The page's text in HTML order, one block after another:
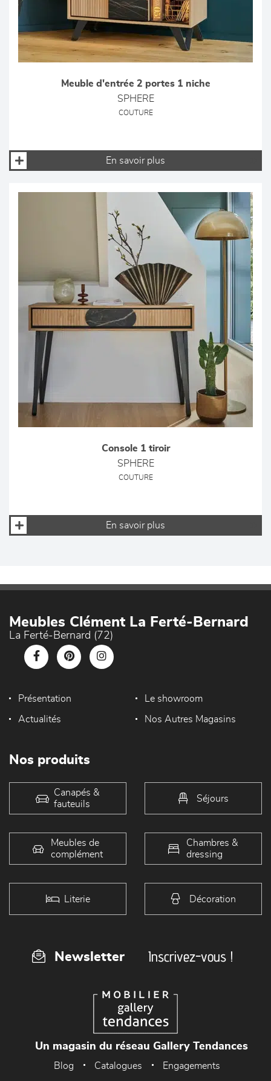
Meuble d'entrée 2 portes 1 niche
SPHERE
COUTURE
En savoir plus
Console 1 tiroir
SPHERE
COUTURE
En savoir plus
Meubles Clément La Ferté-Bernard
La Ferté-Bernard (72)
Présentation Le showroom
Actualités Nos Autres Magasins
Nos produits
Canapés &
fauteuils
Séjours
Meubles de
complément
Chambres &
dressing
Literie Décoration
Newsletter Inscrivez-vous !
Un magasin du réseau Gallery Tendances
Blog Catalogues Engagements